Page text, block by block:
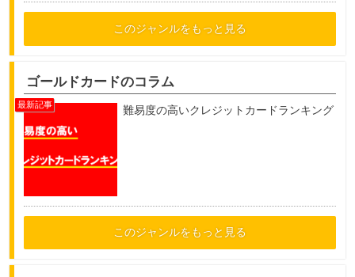
このジャンルをもっと見る
ゴールドカードのコラム
難易度の高いクレジットカードランキング
このジャンルをもっと見る